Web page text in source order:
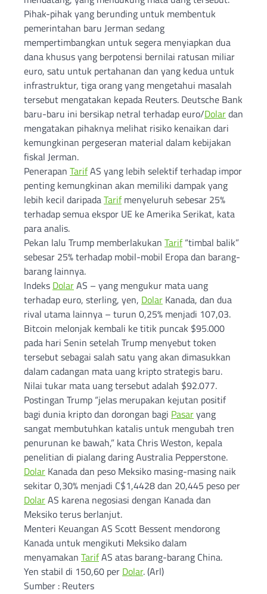
Pihak-pihak yang berunding untuk membentuk
pemerintahan baru Jerman sedang
mempertimbangkan untuk segera menyiapkan dua
dana khusus yang berpotensi bernilai ratusan miliar
euro, satu untuk pertahanan dan yang kedua untuk
infrastruktur, tiga orang yang mengetahui masalah
tersebut mengatakan kepada Reuters. Deutsche Bank
baru-baru ini bersikap netral terhadap euro/Dolardan
mengatakan pihaknya melihat risiko kenaikan dari
kemungkinan pergeseran material dalam kebijakan
fiskal Jerman.
Penerapan TarifAS yang lebih selektif terhadap impor
penting kemungkinan akan memiliki dampak yang
lebih kecil daripadaTarifmenyeluruh sebesar 25%
terhadap semua ekspor UE ke Amerika Serikat, kata
para analis.
Pekan lalu Trump memberlakukan Tarif“timbal balik”
sebesar 25% terhadap mobil-mobil Eropa dan barang-
barang lainnya.
Indeks DolarAS – yang mengukur mata uang
terhadap euro, sterling, yen, Dolar Kanada, dan dua
rival utama lainnya – turun 0,25% menjadi 107,03.
Bitcoin melonjak kembali ke titik puncak $95.000
pada hari Senin setelah Trump menyebut token
tersebut sebagai salah satu yang akan dimasukkan
dalam cadangan mata uang kripto strategis baru.
Nilai tukar mata uang tersebut adalah $92.077.
Postingan Trump “jelas merupakan kejutan positif
bagi dunia kripto dan dorongan bagi Pasaryang
sangat membutuhkan katalis untuk mengubah tren
penurunan ke bawah,” kata Chris Weston, kepala
penelitian di pialang daring Australia Pepperstone.
Dolar Kanada dan peso Meksiko masing-masing naik
sekitar 0,30% menjadi C$1,4428 dan 20,445 peso per
DolarAS karena negosiasi dengan Kanada dan
Meksiko terus berlanjut.
Menteri Keuangan AS Scott Bessent mendorong
Kanada untuk mengikuti Meksiko dalam
menyamakan TarifAS atas barang-barang China.
Yen stabil di 150,60 per Dolar. (Arl)
Sumber : Reuters